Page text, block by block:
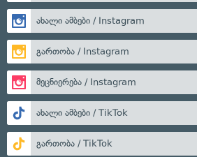
ახალი ამბები / Instagram
გართობა / Instagram
მეცნიერება / Instagram
ახალი ამბები / TikTok
გართობა / TikTok